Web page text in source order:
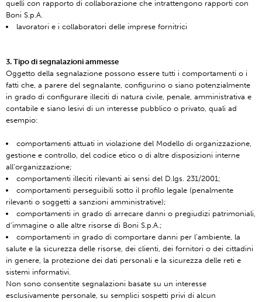
quelli con rapporto di collaborazione che intrattengono rapporti con
Boni S.p.A.
lavoratori e i collaboratori delle imprese fornitrici
3. Tipo di segnalazioni ammesse
Oggetto della segnalazione possono essere tutti i comportamenti o i
fatti che, a parere del segnalante, configurino o siano potenzialmente
in grado di configurare illeciti di natura civile, penale, amministrativa e
contabile e siano lesivi di un interesse pubblico o privato, quali ad
esempio:
comportamenti attuati in violazione del Modello di organizzazione,
gestione e controllo, del codice etico o di altre disposizioni interne
all’organizzazione;
comportamenti illeciti rilevanti ai sensi del D.lgs. 231/2001;
comportamenti perseguibili sotto il profilo legale (penalmente
rilevanti o soggetti a sanzioni amministrative);
comportamenti in grado di arrecare danni o pregiudizi patrimoniali,
d’immagine o alle altre risorse di Boni S.p.A.;
comportamenti in grado di comportare danni per l’ambiente, la
salute e la sicurezza delle risorse, dei clienti, dei fornitori o dei cittadini
in genere, la protezione dei dati personali e la sicurezza delle reti e
sistemi informativi.
Non sono consentite segnalazioni basate su un interesse
esclusivamente personale, su semplici sospetti privi di alcun